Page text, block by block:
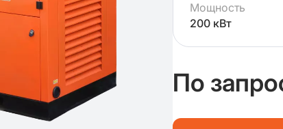
Мощность
200 кВт
По